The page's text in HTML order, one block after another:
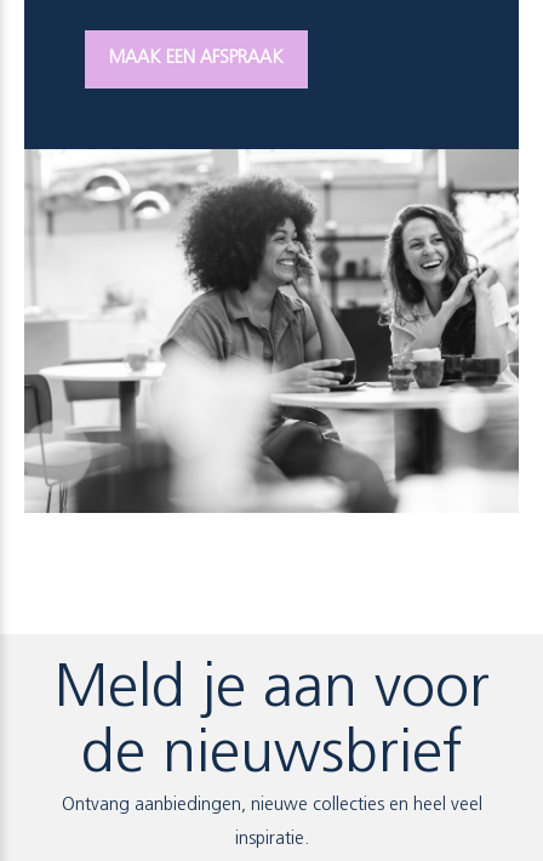
MAAK EEN AFSPRAAK
Meld je aan voor
de nieuwsbrief
Ontvang aanbiedingen, nieuwe collecties en heel veel
inspiratie.